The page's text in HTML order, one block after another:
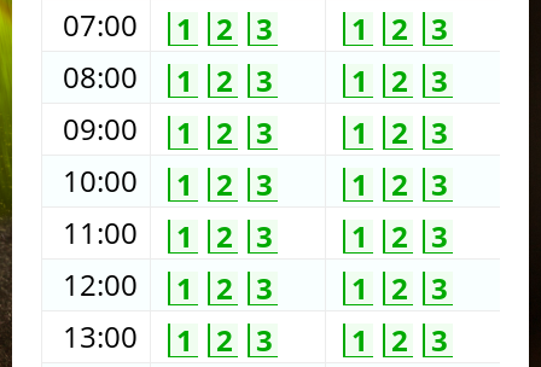
07:00
1 2 3 1 2
3
08:00
1 2 3 1 2
3
09:00
1 2 3 1 2
3
10:00
1 2 3 1 2
3
11:00
1 2 3 1 2
3
12:00
1 2 3 1 2
3
13:00
1 2 3 1 2
3